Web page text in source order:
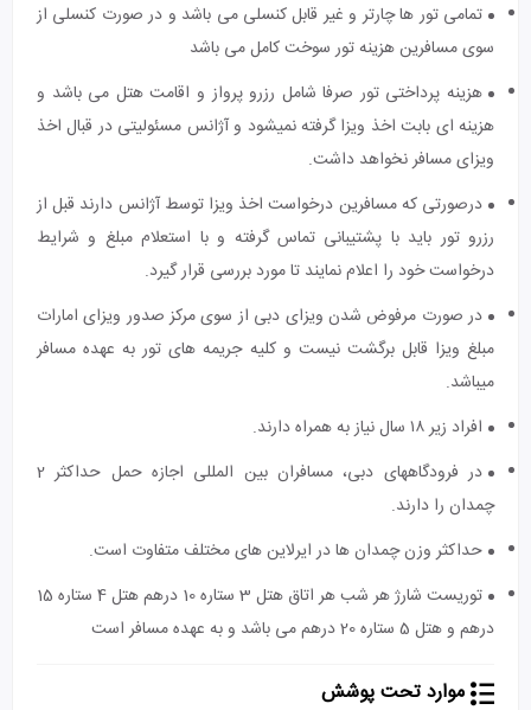
تمامی تور ها چارتر و غیر قابل کنسلی می باشد و در صورت کنسلی از
سوی مسافرین هزینه تور سوخت کامل می باشد
هزینه پرداختی تور صرفا شامل رزرو پرواز و اقامت هتل می باشد و
هزینه ای بابت اخذ ویزا گرفته نمیشود و آژانس مسئولیتی در قبال اخذ
ویزای مسافر نخواهد داشت.
درصورتی که مسافرین درخواست اخذ ویزا توسط آژانس دارند قبل از
رزرو تور باید با پشتیبانی تماس گرفته و با استعلام مبلغ و شرایط
درخواست خود را اعلام نمایند تا مورد بررسی قرار گیرد.
در صورت مرفوض شدن ویزای دبی از سوی مرکز صدور ویزای امارات
مبلغ ویزا قابل برگشت نیست و کلیه جریمه های تور به عهده مسافر
میباشد.
افراد زیر ۱۸ سال نیاز به همراه دارند.
در فرودگاه‎های دبی، مسافران بین المللی اجازه حمل حداکثر 2
چمدان را دارند.
حداکثر وزن چمدان ها در ایرلاین های مختلف متفاوت است.
توریست شارژ هر شب هر اتاق هتل 3 ستاره 10 درهم هتل 4 ستاره 15
درهم و هتل 5 ستاره 20 درهم می باشد و به عهده مسافر است
موارد تحت پوشش